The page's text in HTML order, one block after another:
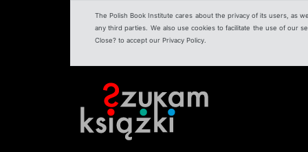
The Polish Book Institute cares about the privacy of its users, as
any third parties. We also use cookies to facilitate the use of our
Close? to accept our Privacy Policy.